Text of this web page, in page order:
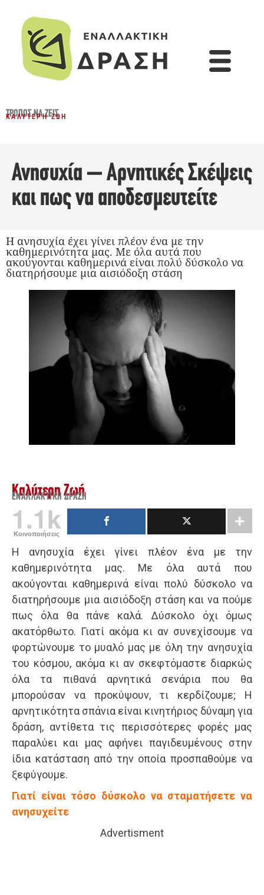
ΤΡΌΠΟΣ ΝΑ ΖΕΙΣ
ΚΑΛΎΤΕΡΗ ΖΩΉ
Ανησυχία – Αρνητικές Σκέψεις
και πως να αποδεσμευτείτε
Η ανησυχία έχει γίνει πλέον ένα με την
καθημερινότητα μας. Με όλα αυτά που
ακούγονται καθημερινά είναι πολύ δύσκολο να
διατηρήσουμε μια αισιόδοξη στάση
Καλύτερη Ζωή
ΕΝΑΛΛΑΚΤΙΚΉ ΔΡΆΣΗ
1.1k
Κοινοποιήσεις
Η ανησυχία έχει γίνει πλέον ένα με την
καθημερινότητα μας. Με όλα αυτά που
ακούγονται καθημερινά είναι πολύ δύσκολο να
διατηρήσουμε μια αισιόδοξη στάση και να πούμε
πως όλα θα πάνε καλά. Δύσκολο όχι όμως
ακατόρθωτο. Γιατί ακόμα κι αν συνεχίσουμε να
φορτώνουμε το μυαλό μας με όλη την ανησυχία
του κόσμου, ακόμα κι αν σκεφτόμαστε διαρκώς
όλα τα πιθανά αρνητικά σενάρια που θα
μπορούσαν να προκύψουν, τι κερδίζουμε; Η
αρνητικότητα σπάνια είναι κινητήριος δύναμη για
δράση, αντίθετα τις περισσότερες φορές μας
παραλύει και μας αφήνει παγιδευμένους στην
ίδια κατάσταση από την οποία προσπαθούμε να
ξεφύγουμε.
Γιατί είναι τόσο δύσκολο να σταματήσετε να
ανησυχείτε
Advertisment